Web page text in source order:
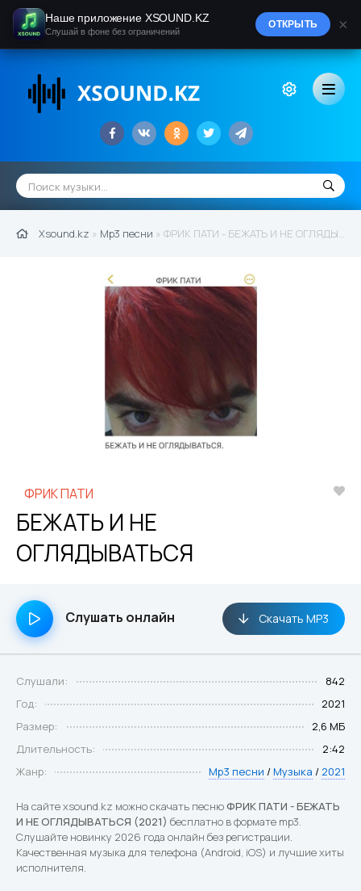
Xsound.kz » Mp3 песни » ФРИК ПАТИ - БЕЖАТЬ И НЕ ОГЛЯДЫВАТЬСЯ (2021)
ФРИК ПАТИ
БЕЖАТЬ И НЕ
ОГЛЯДЫВАТЬСЯ
Слушать онлайн Скачать MP3
Слушали:
842
Год:
2021
Размер:
2,6 МБ
Длительность:
2:42
Жанр:
Mp3 песни / Музыка / 2021
На сайте xsound.kz можно скачать песнюФРИК ПАТИ - БЕЖАТЬ
И НЕ ОГЛЯДЫВАТЬСЯ (2021) бесплатно в формате mp3.
Слушайте новинку 2026 года онлайн без регистрации.
Качественная музыка для телефона (Android, iOS) и лучшие хиты
исполнителя.
Наше приложение XSOUND.KZ
Слушай в фоне без ограничений
ОТКРЫТЬ ×